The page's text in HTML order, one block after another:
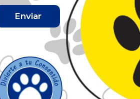
Enviar